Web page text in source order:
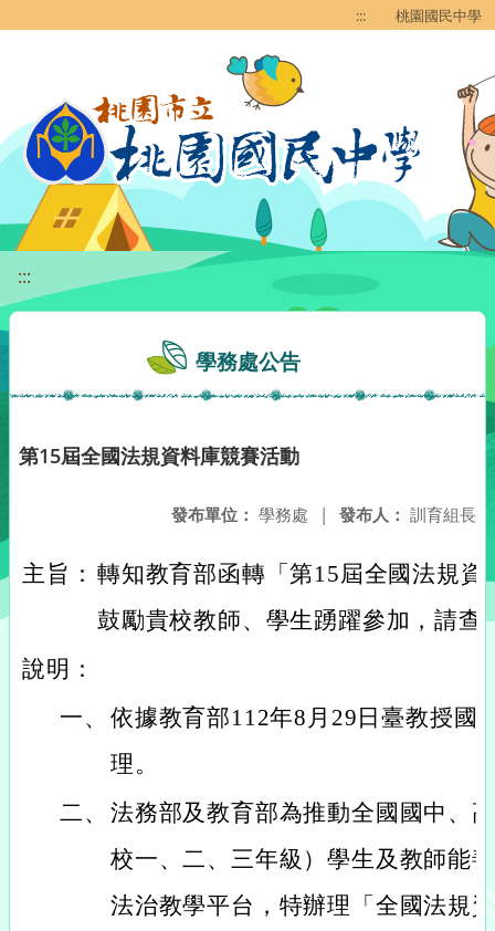
::: 桃園國民中學
:::
學務處公告
第15屆全國法規資料庫競賽活動
發布人： 訓育組長
發布單位： 學務處 |
主旨： 轉知教育部函轉「第15屆全國法規
鼓勵貴校教師、學生踴躍參加，請查
說明：
一、 依據教育部112年8月29日臺教授國
理。
二、 法務部及教育部為推動全國國中、
校一、二、三年級）學生及教師能
法治教學平台，特辦理「全國法規